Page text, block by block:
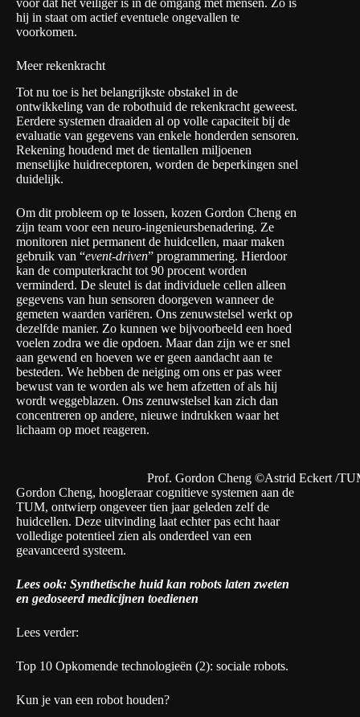
voor dat het veiliger is in de omgang met mensen. Zo is
hij in staat om actief eventuele ongevallen te
voorkomen.
Meer rekenkracht
Tot nu toe is het belangrijkste obstakel in de
ontwikkeling van de robothuid de rekenkracht geweest.
Eerdere systemen draaiden al op volle capaciteit bij de
evaluatie van gegevens van enkele honderden sensoren.
Rekening houdend met de tientallen miljoenen
menselijke huidreceptoren, worden de beperkingen snel
duidelijk.
Om dit probleem op te lossen, kozen Gordon Cheng en
zijn team voor een neuro-ingenieursbenadering. Ze
monitoren niet permanent de huidcellen, maar maken
gebruik van “event-driven” programmering. Hierdoor
kan de computerkracht tot 90 procent worden
verminderd. De sleutel is dat individuele cellen alleen
gegevens van hun sensoren doorgeven wanneer de
gemeten waarden variëren. Ons zenuwstelsel werkt op
dezelfde manier. Zo kunnen we bijvoorbeeld een hoed
voelen zodra we die opdoen. Maar dan zijn we er snel
aan gewend en hoeven we er geen aandacht aan te
besteden. We hebben de neiging om ons er pas weer
bewust van te worden als we hem afzetten of als hij
wordt weggeblazen. Ons zenuwstelsel kan zich dan
concentreren op andere, nieuwe indrukken waar het
lichaam op moet reageren.
Prof. Gordon Cheng ©Astrid Eckert /
Gordon Cheng, hoogleraar cognitieve systemen aan de
TUM, ontwierp ongeveer tien jaar geleden zelf de
huidcellen. Deze uitvinding laat echter pas echt haar
volledige potentieel zien als onderdeel van een
geavanceerd systeem.
Lees ook: Synthetische huid kan robots laten zweten
en gedoseerd medicijnen toedienen
Lees verder:
Top 10 Opkomende technologieën (2): sociale robots.
Kun je van een robot houden?